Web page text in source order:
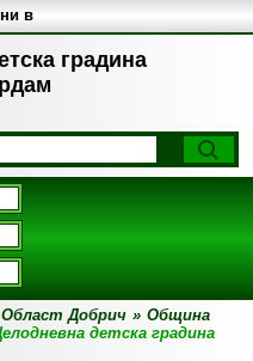
градина
в
Област Добрич » Община
детска градина